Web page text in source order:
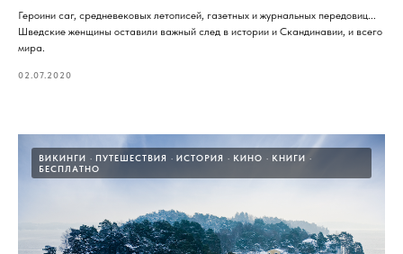
Героини саг, средневековых летописей, газетных и журнальных передовиц...
Шведские женщины оставили важный след в истории и Скандинавии, и всего
мира.
02.07.2020
ВИКИНГИ ПУТЕШЕСТВИЯ ИСТОРИЯ КИНО
КНИГИ
БЕСПЛАТНО